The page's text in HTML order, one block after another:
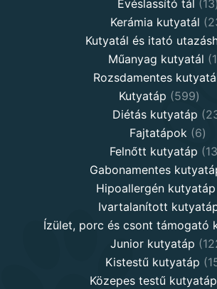
Evéslassító tál 13
Kerámia kutyatál
Kutyatál és itató
Műanyag kutyatál
Rozsdamentes
Kutyatáp 599599
Diétás kutyatáp
Fajtatápok 66
Felnőtt kutyatáp
Gabonamentes
Hipoallergén kutyatáp
Ivartalanított
Ízület, porc és csont támogató
Junior kutyatáp
Kistestű kutyatáp
Közepes testű kutyatáp